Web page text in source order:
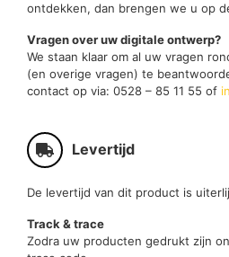
ontdekken, dan brengen we u op
Vragen over uw digitale ontwerp?
We staan klaar om al uw vragen
(en overige vragen) te
contact op via: 0528 – 85 11 55 of
Levertijd
De levertijd van dit product is
Track & trace
Zodra uw producten gedrukt zijn